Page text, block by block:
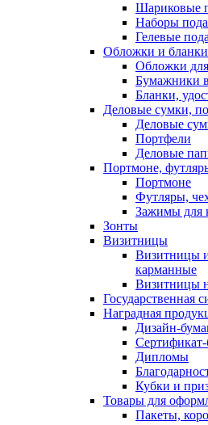
Шариковые
Наборы
Гелевые
Обложки и
Обложки
Бумажники
Бланки,
Деловые сумки,
Деловые
Портфели
Деловые
Портмоне,
Портмоне
Футляры,
Зажимы для
Зонты
Визитницы
Визитницы
карманные
Визитницы
Государственная
Наградная
Дизайн-
Сертификат-
Дипломы
Кубки и
Товары для
Пакеты,